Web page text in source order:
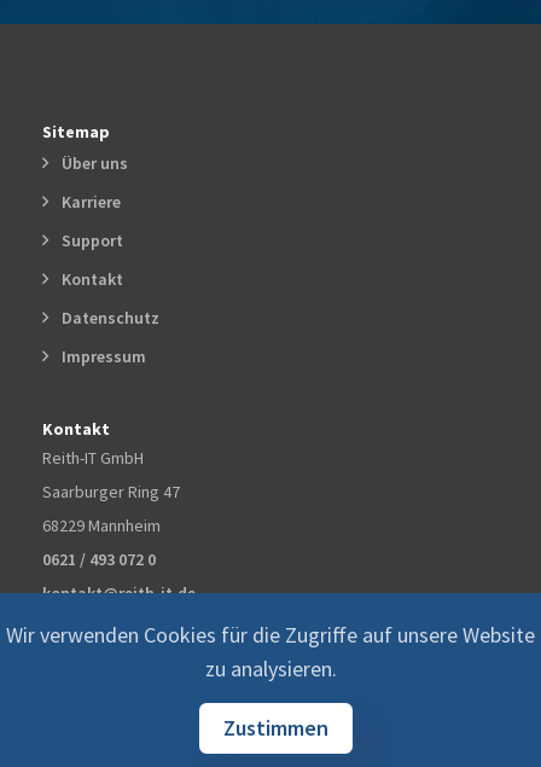
Sitemap
Über uns
Karriere
Support
Kontakt
Datenschutz
Impressum
Kontakt
Reith-IT GmbH
Saarburger Ring 47
68229 Mannheim
0621 / 493 072 0
kontakt@reith-it.de
Reith-IT GmbH All Rights Reserved.Datenschutz
Wir verwenden Cookies für die Zugriffe auf unsere Website
zu analysieren.
Zustimmen